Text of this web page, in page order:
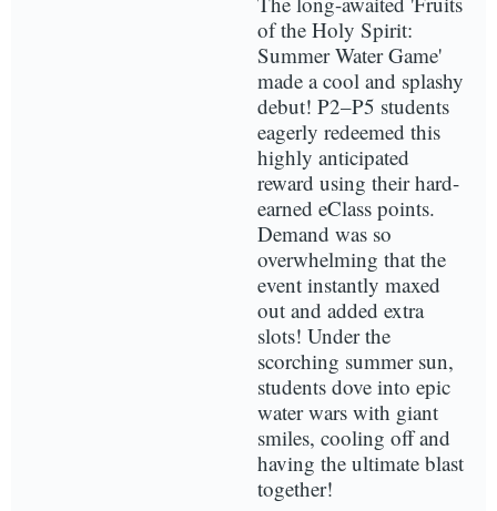
of the Holy Spirit:
Summer Water Game'
made a cool and splashy
debut! P2–P5 students
eagerly redeemed this
highly anticipated
reward using their hard-
earned eClass points.
Demand was so
overwhelming that the
event instantly maxed
out and added extra
slots! Under the
scorching summer sun,
students dove into epic
water wars with giant
smiles, cooling off and
having the ultimate blast
together!